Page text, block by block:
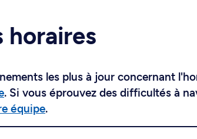
horaires
les plus à jour concernant
. Si vous éprouvez des difficultés à
équipe.